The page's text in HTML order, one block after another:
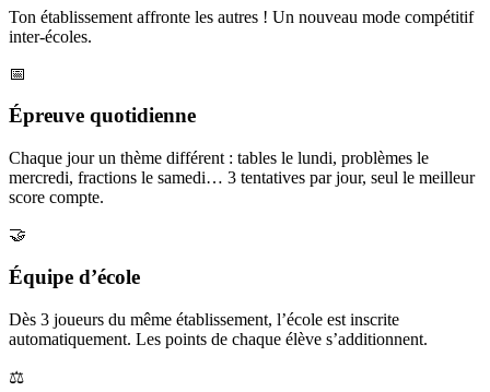
Ton établissement affronte les autres ! Un nouveau mode compétitif
inter-écoles.
📅
Épreuve quotidienne
Chaque jour un thème différent : tables le lundi, problèmes le
mercredi, fractions le samedi… 3 tentatives par jour, seul le meilleur
score compte.
🤝
Équipe d’école
Dès 3 joueurs du même établissement, l’école est inscrite
automatiquement. Les points de chaque élève s’additionnent.
⚖️